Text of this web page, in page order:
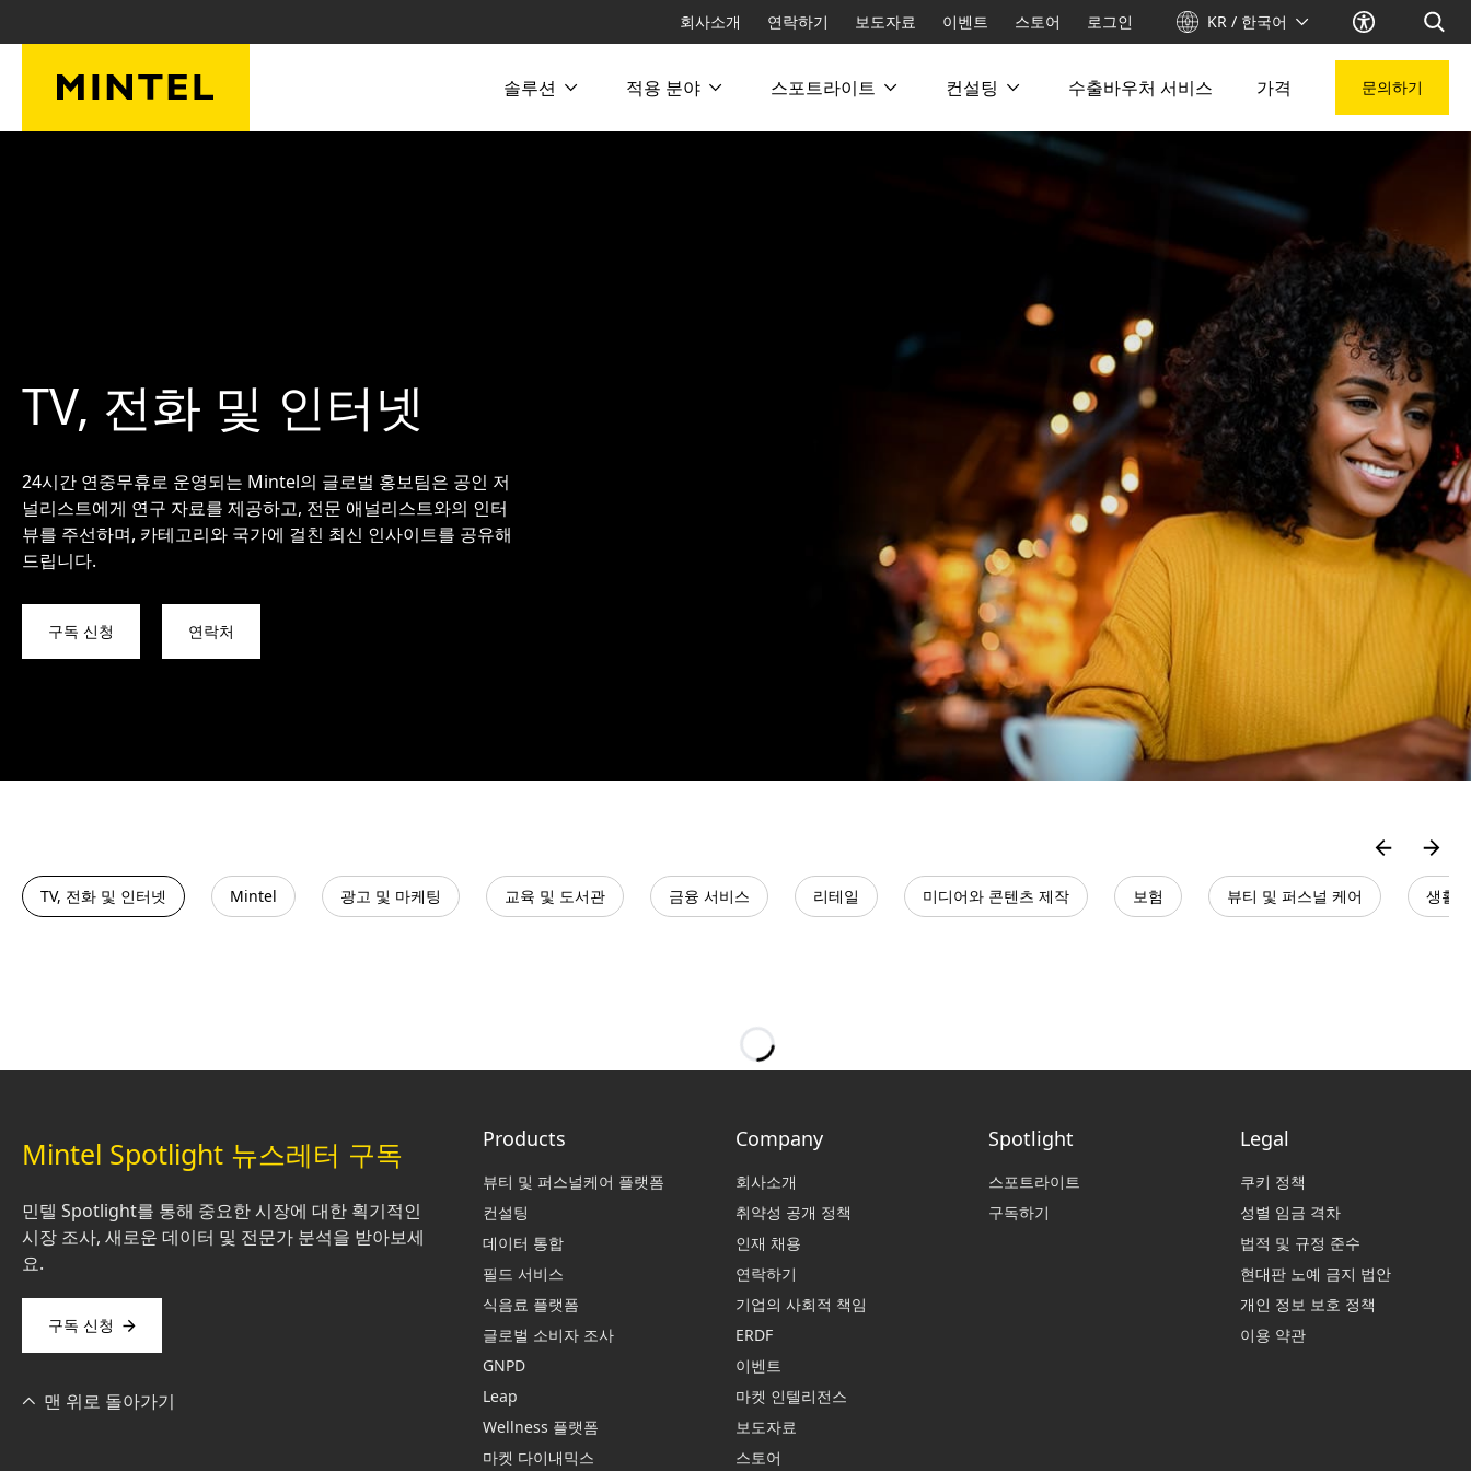
회사소개 연락하기 보도자료 이벤트 스토어 로그인 KR / 한국어
솔루션 적용 분야 스포트라이트 컨설팅 수출바우처 서비스 가격 문의하기
TV, 전화 및 인터넷
24시간 연중무휴로 운영되는 Mintel의 글로벌 홍보팀은 공인 저
널리스트에게 연구 자료를 제공하고, 전문 애널리스트와의 인터
뷰를 주선하며, 카테고리와 국가에 걸친 최신 인사이트를 공유해
드립니다.
구독 신청 연락처
Mintel
TV, 전화 및 인터넷 광고 및 마케팅 교육 및 도서관 금융 서비스 리테일 미디어와 콘텐츠 제작 보험 뷰티 및 퍼스널 케어 생활
Mintel Spotlight 뉴스레터 구독
민텔 Spotlight를 통해 중요한 시장에 대한 획기적인
시장 조사, 새로운 데이터 및 전문가 분석을 받아보세
요.
구독 신청
맨 위로 돌아가기
Products
뷰티 및 퍼스널케어 플랫폼
컨설팅
데이터 통합
필드 서비스
식음료 플랫폼
글로벌 소비자 조사
GNPD
Leap
Wellness 플랫폼
마켓 다이내믹스
Company
회사소개
취약성 공개 정책
인재 채용
연락하기
기업의 사회적 책임
ERDF
이벤트
마켓 인텔리전스
보도자료
스토어
Spotlight
스포트라이트
구독하기
Legal
쿠키 정책
성별 임금 격차
법적 및 규정 준수
현대판 노예 금지 법안
개인 정보 보호 정책
이용 약관